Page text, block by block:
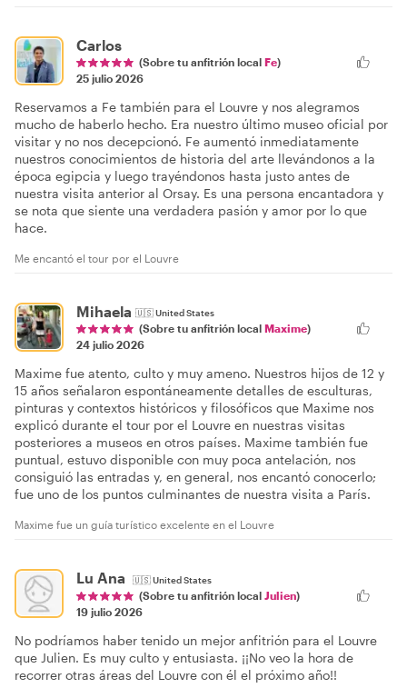
Carlos
(Sobre tu anfitrión local Fe)
25 julio 2026
Reservamos a Fe también para el Louvre y nos alegramos
mucho de haberlo hecho. Era nuestro último museo oficial por
visitar y no nos decepcionó. Fe aumentó inmediatamente
nuestros conocimientos de historia del arte llevándonos a la
época egipcia y luego trayéndonos hasta justo antes de
nuestra visita anterior al Orsay. Es una persona encantadora y
se nota que siente una verdadera pasión y amor por lo que
hace.
Me encantó el tour por el Louvre
Mihaela 🇺🇸United States
(Sobre tu anfitrión local Maxime)
24 julio 2026
Maxime fue atento, culto y muy ameno. Nuestros hijos de 12 y
15 años señalaron espontáneamente detalles de esculturas,
pinturas y contextos históricos y filosóficos que Maxime nos
explicó durante el tour por el Louvre en nuestras visitas
posteriores a museos en otros países. Maxime también fue
puntual, estuvo disponible con muy poca antelación, nos
consiguió las entradas y, en general, nos encantó conocerlo;
fue uno de los puntos culminantes de nuestra visita a París.
Maxime fue un guía turístico excelente en el Louvre
Lu Ana 🇺🇸United States
(Sobre tu anfitrión local Julien)
19 julio 2026
No podríamos haber tenido un mejor anfitrión para el Louvre
que Julien. Es muy culto y entusiasta. ¡¡No veo la hora de
recorrer otras áreas del Louvre con él el próximo año!!